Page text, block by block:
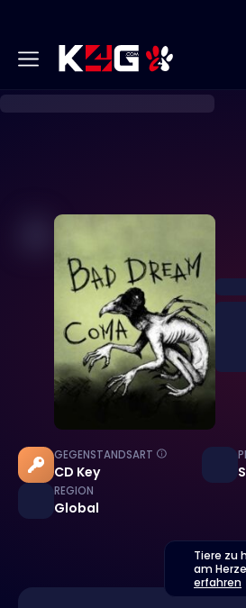
GEGENSTANDSART
CD Key
REGION
Global
Tiere zu
am
erfahren